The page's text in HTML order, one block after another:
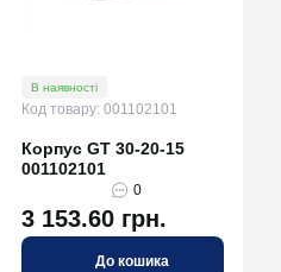
В наявності
Код товару: 001102101
Корпус GT 30-20-15
001102101
0
3 153.60 грн.
До кошика